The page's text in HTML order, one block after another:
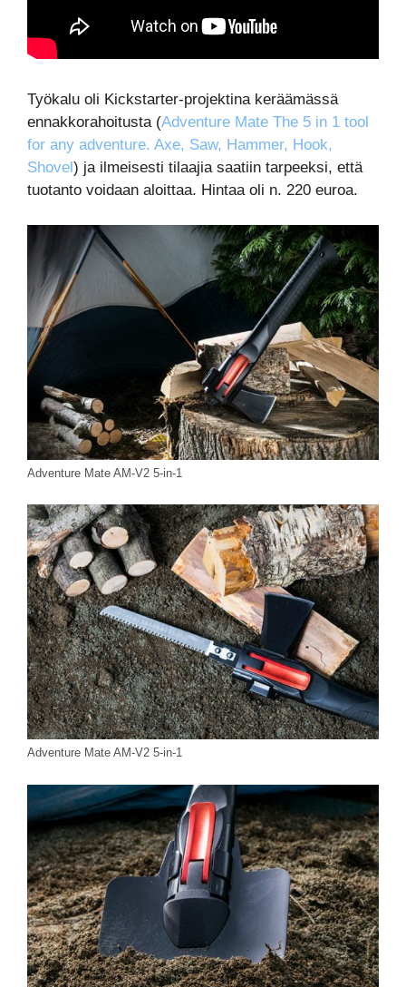
Työkalu oli Kickstarter-projektina keräämässä
ennakkorahoitusta (Adventure Mate The 5 in 1 tool
for any adventure. Axe, Saw, Hammer, Hook,
Shovel) ja ilmeisesti tilaajia saatiin tarpeeksi, että
tuotanto voidaan aloittaa. Hintaa oli n. 220 euroa.
Adventure Mate AM-V2 5-in-1
Adventure Mate AM-V2 5-in-1